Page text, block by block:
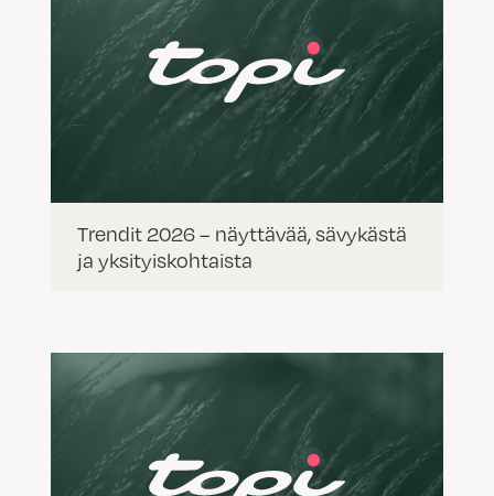
Trendit 2026 – näyttävää, sävykästä
ja yksityiskohtaista